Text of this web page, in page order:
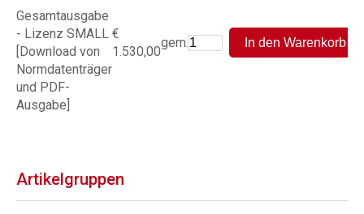
Gesamtausgabe
- Lizenz SMALL
[Download von
Normdatenträger
und PDF-
Ausgabe]
€
1.530,00
gem.
Artikelgruppen